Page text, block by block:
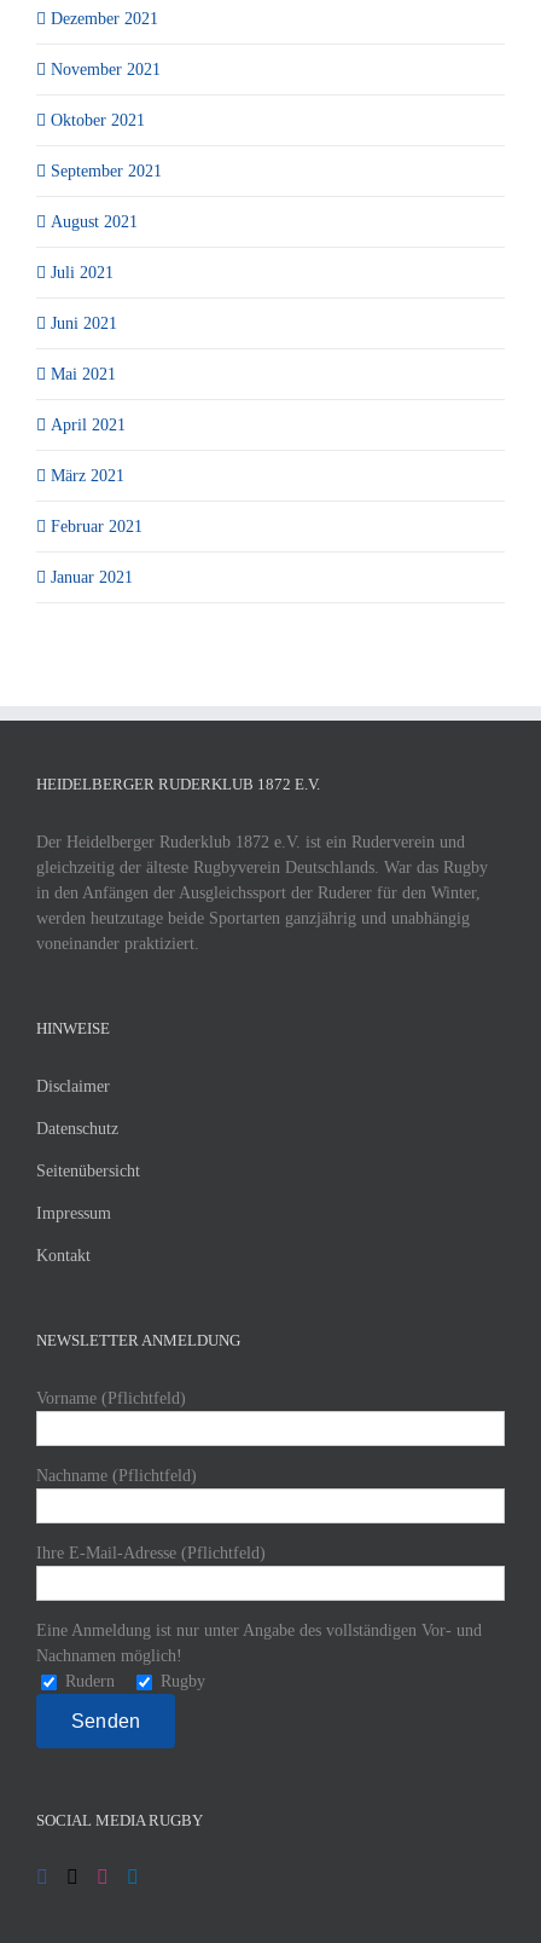
Dezember 2021
November 2021
Oktober 2021
September 2021
August 2021
Juli 2021
Juni 2021
Mai 2021
April 2021
März 2021
Februar 2021
Januar 2021
HEIDELBERGER RUDERKLUB 1872 E.V.
Der Heidelberger Ruderklub 1872 e.V. ist ein Ruderverein und
gleichzeitig der älteste Rugbyverein Deutschlands. War das Rugby
in den Anfängen der Ausgleichssport der Ruderer für den Winter,
werden heutzutage beide Sportarten ganzjährig und unabhängig
voneinander praktiziert.
HINWEISE
Disclaimer
Datenschutz
Seitenübersicht
Impressum
Kontakt
NEWSLETTER ANMELDUNG
Vorname (Pflichtfeld)
Nachname (Pflichtfeld)
Ihre E-Mail-Adresse (Pflichtfeld)
Eine Anmeldung ist nur unter Angabe des vollständigen Vor- und
Nachnamen möglich!
Rudern
Rugby
SOCIAL MEDIA RUGBY